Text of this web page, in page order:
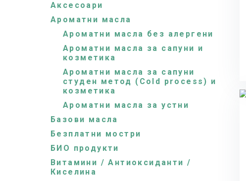
Аксесоари
Ароматни масла
Ароматни масла без алергени
Ароматни масла за сапуни и
козметика
Ароматни масла за сапуни
студен метод (Cold process) и
козметика
Ароматни масла за устни
Базови масла
Безплатни мостри
БИО продукти
Витамини / Антиоксиданти /
Киселина